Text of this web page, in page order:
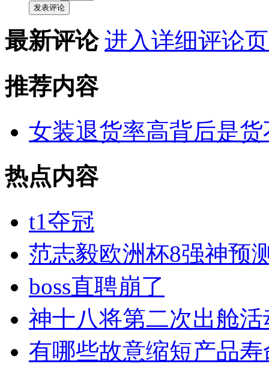
发表评论
最新评论 进入详细评论
推荐内容
女装退货率高背后是
热点内容
t1夺冠
范志毅欧洲杯8强神预
boss直聘崩了
神十八将第二次出舱活
有哪些故意缩短产品